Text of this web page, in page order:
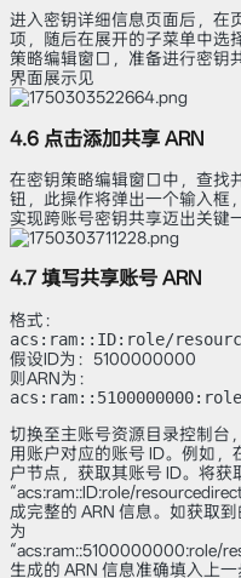
进入密钥详细信息页面后，在
项，随后在展开的子菜单中选
策略编辑窗口，准备进行密钥
界面展示见
4.6 点击添加共享 ARN
在密钥策略编辑窗口中，查找
钮，此操作将弹出一个输入框
实现跨账号密钥共享迈出关键
4.7 填写共享账号 ARN
格式：
acs:ram::ID:role/
假设ID为：5100000000
则ARN为：
切换至主账号资源目录控制台
用账户对应的账号 ID。例如
户节点，获取其账号 ID。将获
“acs:ram::ID:role/
成完整的 ARN 信息。如获取
为
“acs:ram::5100000000:role/
生成的 ARN 信息准确填入上